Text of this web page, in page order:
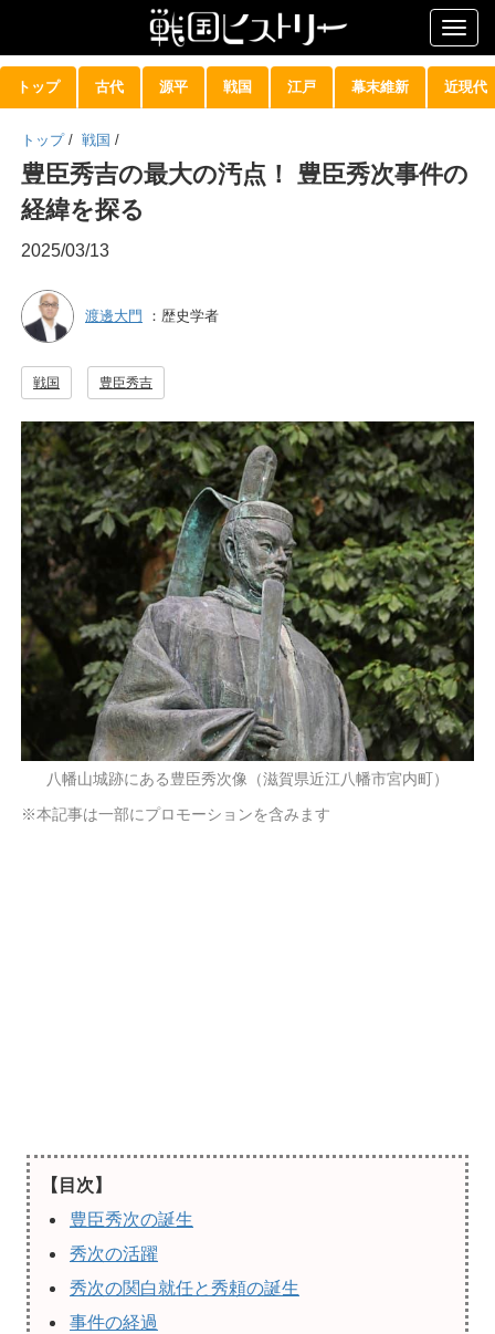
トップ 古代 源平 戦国 江戸 幕末維新 近現代
トップ / 戦国 /
豊臣秀吉の最大の汚点！ 豊臣秀次事件の
経緯を探る
2025/03/13
渡邊大門 ：歴史学者
戦国 豊臣秀吉
八幡山城跡にある豊臣秀次像（滋賀県近江八幡市宮内町）
※本記事は一部にプロモーションを含みます
【目次】
豊臣秀次の誕生
秀次の活躍
秀次の関白就任と秀頼の誕生
事件の経過